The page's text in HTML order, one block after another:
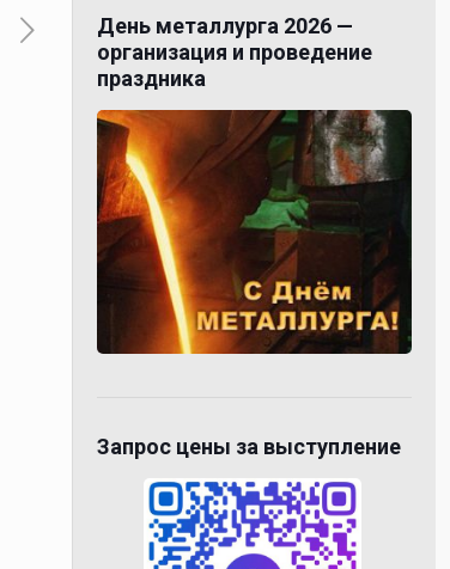
День металлурга 2026 —
организация и проведение
праздника
Запрос цены за выступление